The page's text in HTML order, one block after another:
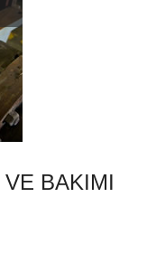
BAKIMI